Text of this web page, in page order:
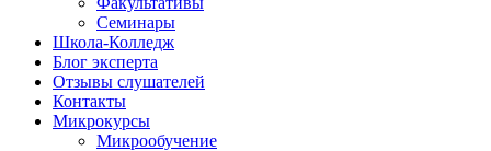
Семинары
Школа-Колледж
Блог эксперта
Отзывы слушателей
Контакты
Микрокурсы
Микрообучение